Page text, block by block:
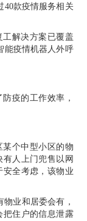
40款疫情服务相关
工解决方案已覆盖
能疫情机器人外呼
疫的工作效率，
个中型小区的物
人上门兜售以网
安全考虑，该物业
业和居委会有，
把住户的信息泄露